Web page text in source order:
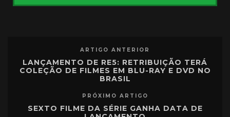
ARTIGO ANTERIOR
LANÇAMENTO DE RE5: RETRIBUIÇÃO TERÁ
COLEÇÃO DE FILMES EM BLU-RAY E DVD NO
BRASIL
PRÓXIMO ARTIGO
SEXTO FILME DA SÉRIE GANHA DATA DE